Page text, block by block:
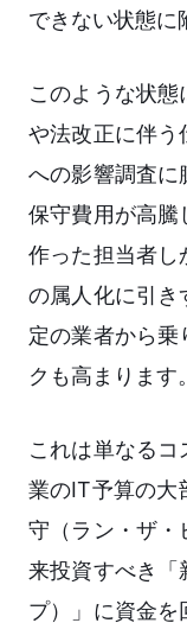
できない状態に
このような状
や法改正に伴う
への影響調査に
保守費用が高騰
作った担当者し
の属人化に引き
定の業者から乗
クも高まります。
これは単なる
業のIT予算の大
守（ラン・ザ・
来投資すべき「
プ）」に資金